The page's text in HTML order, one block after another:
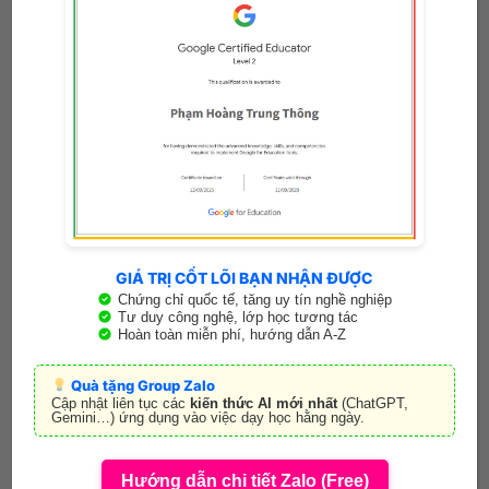
từ vựng và cách diễn đạt.
Sử dụng tài liệu ôn tập đa dạng:
Đề thi các năm trước, đề kiểm tra thử.
Ứng dụng học Tiếng Anh, website học
Video bài giảng, bài hát, phim ảnh bằng
Tiếng Anh.
Luyện đề thường xuyên:
Làm đề thi thử như thi thật để làm quen với
áp lực thời gian và dạng đề.
GIÁ TRỊ CỐT LÕI BẠN NHẬN ĐƯỢC
Chứng chỉ quốc tế, tăng uy tín nghề nghiệp
Tư duy công nghệ, lớp học tương tác
Hoàn toàn miễn phí, hướng dẫn A-Z
Quà tặng Group Zalo
Cập nhật liên tục các kiến thức AI mới nhất(ChatGPT,
Gemini…) ứng dụng vào việc dạy học hằng ngày.
Hướng dẫn chi tiết Zalo (Free)